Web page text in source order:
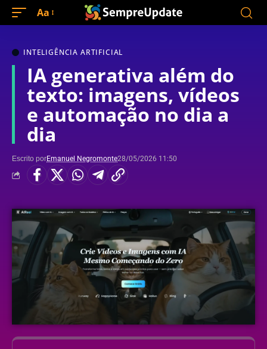
Aa
INTELIGÊNCIA ARTIFICIAL
IA generativa além do
texto: imagens, vídeos
e automação no dia a
dia
Escrito porEmanuel Negromonte28/05/2026 11:50